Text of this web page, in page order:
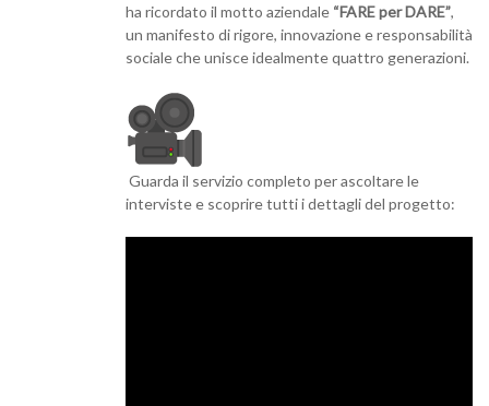
ha ricordato il motto aziendale “FARE per DARE”,
un manifesto di rigore, innovazione e responsabilità
sociale che unisce idealmente quattro generazioni.
Guarda il servizio completo per ascoltare le
interviste e scoprire tutti i dettagli del progetto: